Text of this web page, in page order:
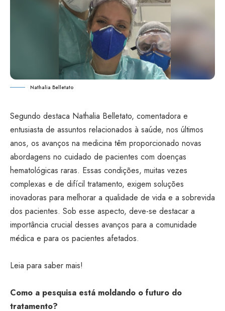
Nathalia Belletato
Segundo destaca Nathalia Belletato, comentadora e
entusiasta de assuntos relacionados à saúde, nos últimos
anos, os avanços na medicina têm proporcionado novas
abordagens no cuidado de pacientes com doenças
hematológicas raras. Essas condições, muitas vezes
complexas e de difícil tratamento, exigem soluções
inovadoras para melhorar a qualidade de vida e a sobrevida
dos pacientes. Sob esse aspecto, deve-se destacar a
importância crucial desses avanços para a comunidade
médica e para os pacientes afetados.
Leia para saber mais!
Como a pesquisa está moldando o futuro do
tratamento?